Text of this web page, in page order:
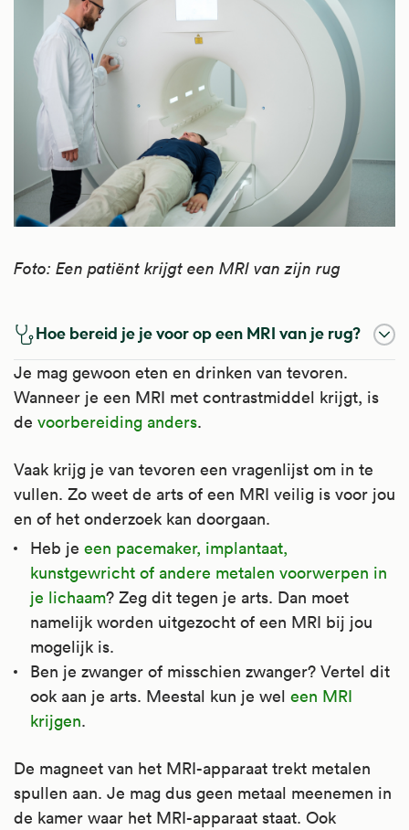
Foto: Een patiënt krijgt een MRI van zijn rug
Hoe bereid je je voor op een MRI van je rug?
Je mag gewoon eten en drinken van tevoren.
Wanneer je een MRI met contrastmiddel krijgt, is
de voorbereiding anders.
Vaak krijg je van tevoren een vragenlijst om in te
vullen. Zo weet de arts of een MRI veilig is voor jou
en of het onderzoek kan doorgaan.
Heb je een pacemaker, implantaat,
kunstgewricht of andere metalen voorwerpen in
je lichaam? Zeg dit tegen je arts. Dan moet
namelijk worden uitgezocht of een MRI bij jou
mogelijk is.
Ben je zwanger of misschien zwanger? Vertel dit
ook aan je arts. Meestal kun je wel een MRI
krijgen.
De magneet van het MRI-apparaat trekt metalen
spullen aan. Je mag dus geen metaal meenemen in
de kamer waar het MRI-apparaat staat. Ook